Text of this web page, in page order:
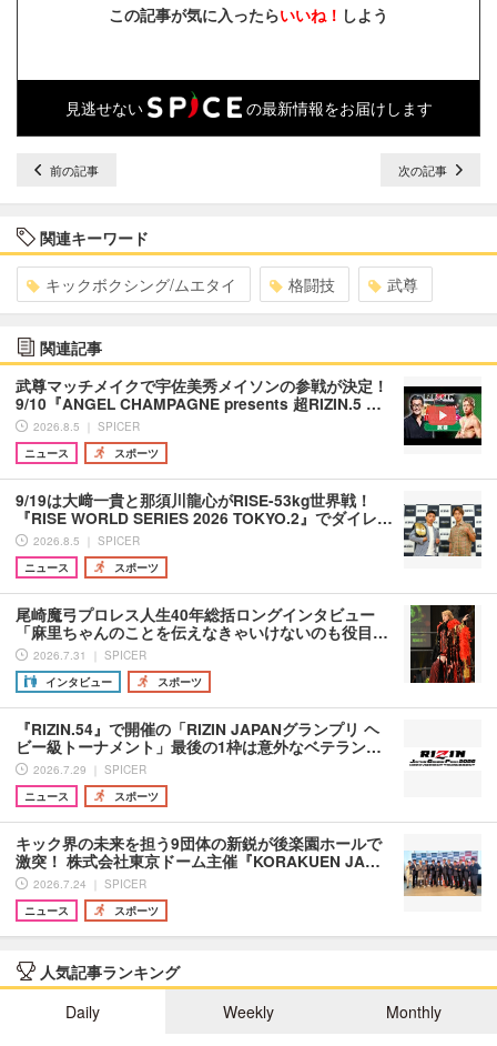
この記事が気に入ったらいいね！ しよう
見逃せない の最新情報をお届けします
前の記事 次の記事
関連キーワード
キックボクシング/ムエタイ 格闘技 武尊
関連記事
武尊マッチメイクで宇佐美秀メイソンの参戦が決定！
9/10『ANGEL CHAMPAGNE presents 超RIZIN.5 …
2026.8.5 ｜ SPICER
ニュース
スポーツ
9/19は大﨑一貴と那須川龍心がRISE-53kg世界戦！
『RISE WORLD SERIES 2026 TOKYO.2』でダイレ…
2026.8.5 ｜ SPICER
ニュース
スポーツ
尾崎魔弓プロレス人生40年総括ロングインタビュー
「麻里ちゃんのことを伝えなきゃいけないのも役目…
2026.7.31 ｜ SPICER
インタビュー
スポーツ
『RIZIN.54』で開催の「RIZIN JAPANグランプリ ヘ
ビー級トーナメント」最後の1枠は意外なベテラン…
2026.7.29 ｜ SPICER
ニュース
スポーツ
キック界の未来を担う9団体の新鋭が後楽園ホールで
激突！ 株式会社東京ドーム主催『KORAKUEN JA…
2026.7.24 ｜ SPICER
ニュース
スポーツ
人気記事ランキング
Daily
Weekly Monthly